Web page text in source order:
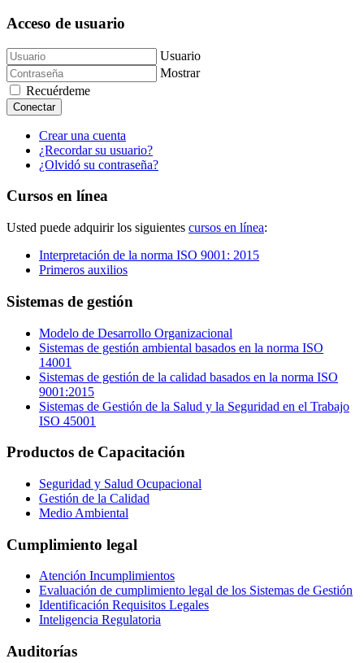
Acceso de usuario
Usuario
Mostrar
Recuérdeme
Conectar
Crear una cuenta
¿Recordar su usuario?
¿Olvidó su contraseña?
Cursos en línea
Usted puede adquirir los siguientes cursos en línea:
Interpretación de la norma ISO 9001: 2015
Primeros auxilios
Sistemas de gestión
Modelo de Desarrollo Organizacional
Sistemas de gestión ambiental basados en la norma ISO
14001
Sistemas de gestión de la calidad basados en la norma ISO
9001:2015
Sistemas de Gestión de la Salud y la Seguridad en el Trabajo
ISO 45001
Productos de Capacitación
Seguridad y Salud Ocupacional
Gestión de la Calidad
Medio Ambiental
Cumplimiento legal
Atención Incumplimientos
Evaluación de cumplimiento legal de los Sistemas de Gestión
Identificación Requisitos Legales
Inteligencia Regulatoria
Auditorías